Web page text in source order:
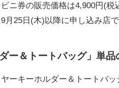
ニ券の販売価格は4,900円(税
25日(木)以降に申し込み店
ー＆トートバッグ」単
ーキーホルダー＆トートバ